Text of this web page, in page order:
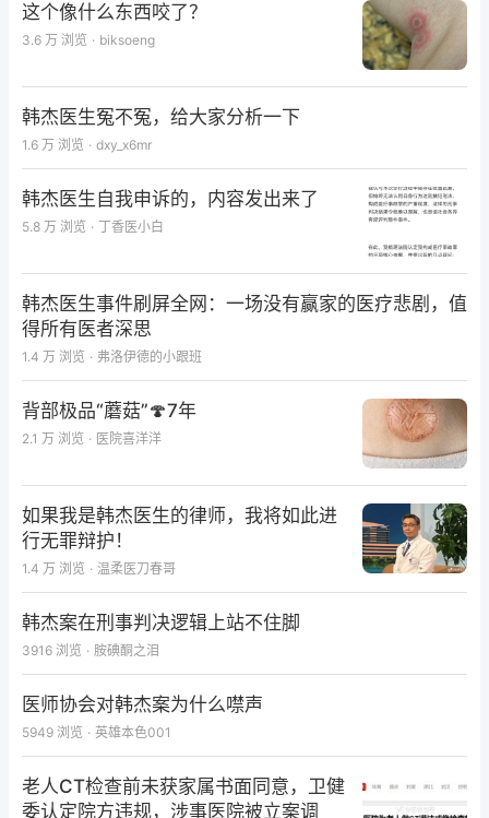
这个像什么东西咬了？
3.6 万 浏览 · biksoeng
韩杰医生冤不冤，给大家分析一下
1.6 万 浏览 · dxy_x6mr
韩杰医生自我申诉的，内容发出来了
5.8 万 浏览 · 丁香医小白
韩杰医生事件刷屏全网：一场没有赢家的医疗悲剧，值
得所有医者深思
1.4 万 浏览 · 弗洛伊德的小跟班
背部极品“蘑菇”🍄7年
2.1 万 浏览 · 医院喜洋洋
如果我是韩杰医生的律师，我将如此进
行无罪辩护！
1.4 万 浏览 · 温柔医刀春哥
韩杰案在刑事判决逻辑上站不住脚
3916 浏览 · 胺碘酮之泪
医师协会对韩杰案为什么噤声
5949 浏览 · 英雄本色001
老人CT检查前未获家属书面同意，卫健
委认定院方违规，涉事医院被立案调